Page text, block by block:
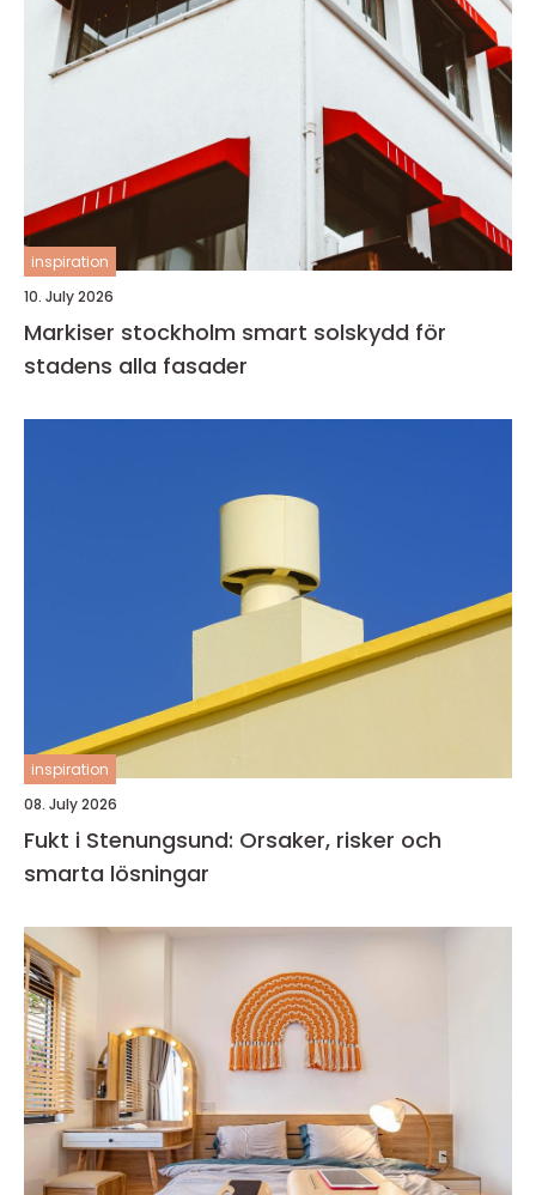
inspiration
10. July 2026
Markiser stockholm smart solskydd för
stadens alla fasader
inspiration
08. July 2026
Fukt i Stenungsund: Orsaker, risker och
smarta lösningar